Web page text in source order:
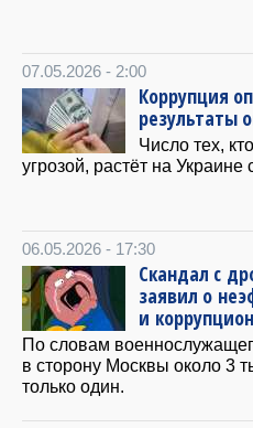
07.05.2026 - 2:00
Коррупция
результаты
Число тех,
угрозой, растёт на
06.05.2026 - 17:30
Скандал с
заявил о
и
По словам
в сторону Москвы около 3
только один.